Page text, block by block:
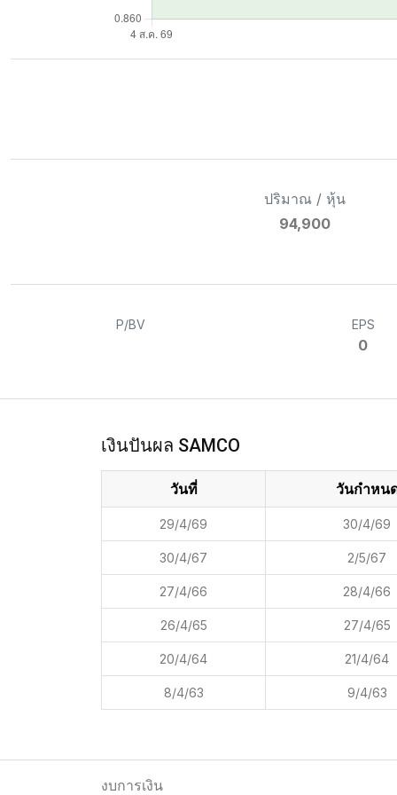
ปริมาณ / หุ้น
94,900
P/BV EPS
0
เงินปันผล SAMCO
วันที่ วันกำหน
29/4/69 30/4/69
30/4/67 2/5/67
27/4/66 28/4/66
26/4/65 27/4/65
20/4/64 21/4/64
8/4/63 9/4/63
งบการเงิน